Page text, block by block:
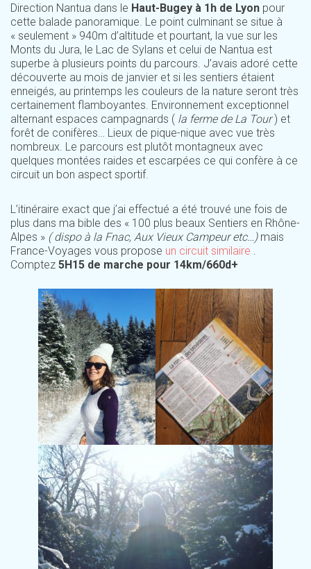
Direction Nantua dans le Haut-Bugey à 1h de Lyon pour
cette balade panoramique. Le point culminant se situe à
« seulement » 940m d’altitude et pourtant, la vue sur les
Monts du Jura, le Lac de Sylans et celui de Nantua est
superbe à plusieurs points du parcours. J’avais adoré cette
découverte au mois de janvier et si les sentiers étaient
enneigés, au printemps les couleurs de la nature seront très
certainement flamboyantes. Environnement exceptionnel
alternant espaces campagnards ( la ferme de La Tour) et
forêt de conifères… Lieux de pique-nique avec vue très
nombreux. Le parcours est plutôt montagneux avec
quelques montées raides et escarpées ce qui confère à ce
circuit un bon aspect sportif.
L’itinéraire exact que j’ai effectué a été trouvé une fois de
plus dans ma bible des « 100 plus beaux Sentiers en Rhône-
Alpes » ( dispo à la Fnac, Aux Vieux Campeur etc…) mais
France-Voyages vous propose un circuit similaire .
Comptez 5H15 de marche pour 14km/660d+